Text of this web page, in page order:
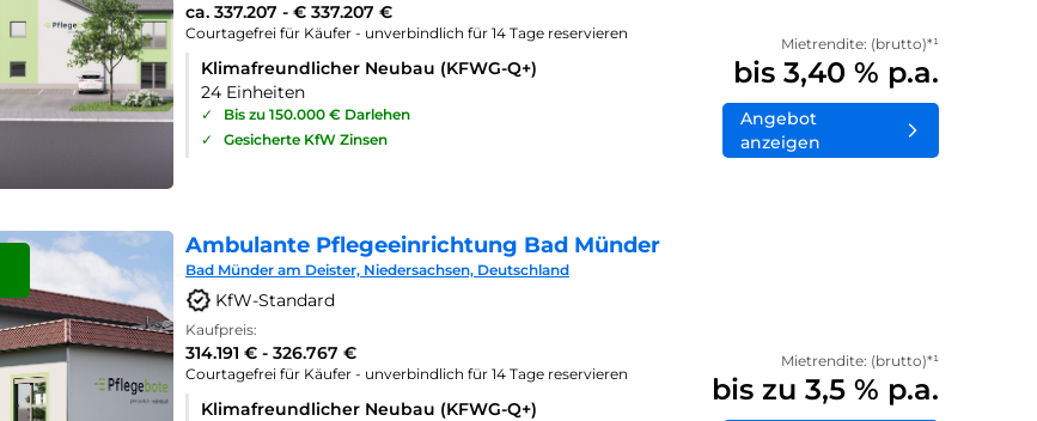
ca. 337.207 - € 337.207 €
Courtagefrei für Käufer - unverbindlich für 14 Tage reservieren
Klimafreundlicher Neubau (KFWG-Q+)
24 Einheiten
✓
Bis zu 150.000 € Darlehen
✓
Gesicherte KfW Zinsen
Mietrendite: (brutto)*¹
bis 3,40 % p.a.
Angebot
anzeigen
Ambulante Pflegeeinrichtung Bad Münder
Bad Münder am Deister, Niedersachsen, Deutschland
KfW-Standard
Kaufpreis:
314.191 € - 326.767 €
Courtagefrei für Käufer - unverbindlich für 14 Tage reservieren
Klimafreundlicher Neubau (KFWG-Q+)
Mietrendite: (brutto)*¹
bis zu 3,5 % p.a.